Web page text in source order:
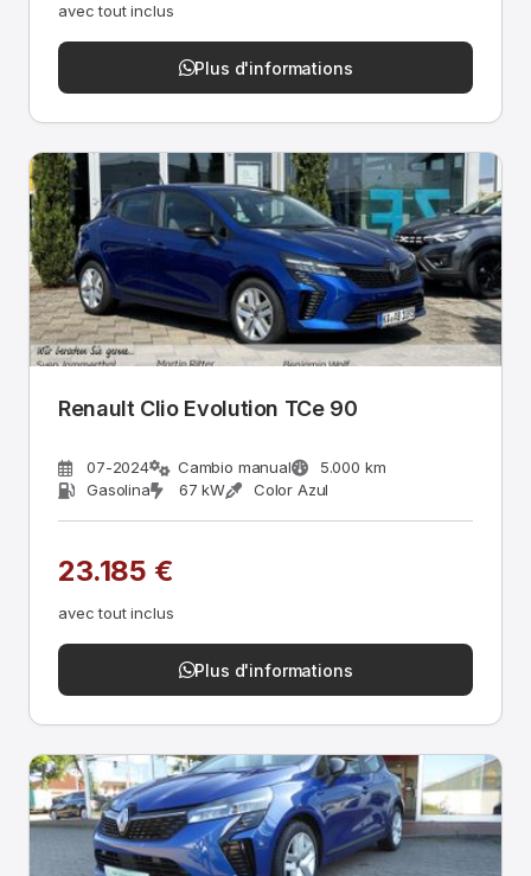
avec tout inclus
Plus d'informations
Renault Clio Evolution TCe 90
07-2024 Cambio manual
5.000 km
Gasolina
67 kW Color Azul
23.185 €
avec tout inclus
Plus d'informations